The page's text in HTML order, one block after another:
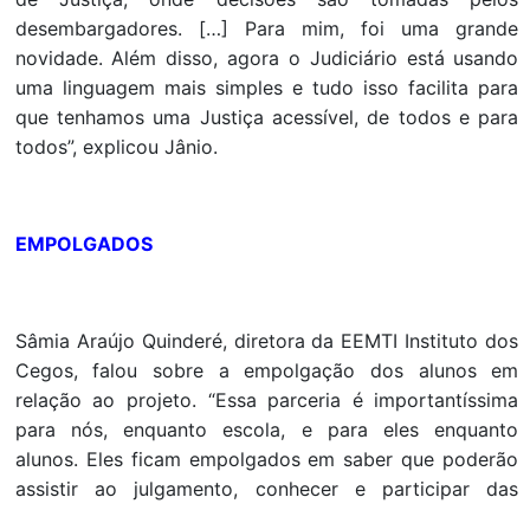
desembargadores. […] Para mim, foi uma grande
novidade. Além disso, agora o Judiciário está usando
uma linguagem mais simples e tudo isso facilita para
que tenhamos uma Justiça acessível, de todos e para
todos”, explicou Jânio.
EMPOLGADOS
Sâmia Araújo Quinderé, diretora da EEMTI Instituto dos
Cegos, falou sobre a empolgação dos alunos em
relação ao projeto. “Essa parceria é importantíssima
para nós, enquanto escola, e para eles enquanto
alunos. Eles ficam empolgados em saber que poderão
assistir ao julgamento, conhecer e participar das